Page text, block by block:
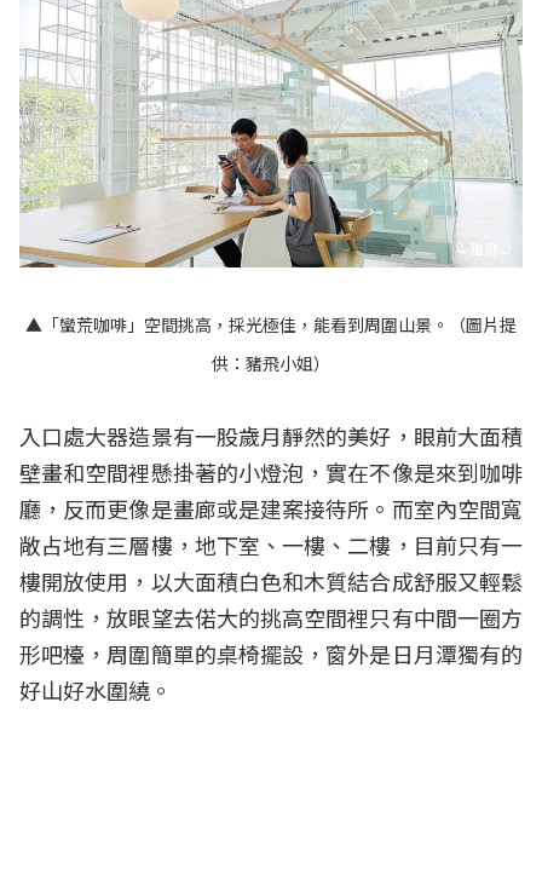
▲「蠻荒咖啡」空間挑高，採光極佳，能看到周圍山景。（圖片提
供：豬飛小姐）
入口處大器造景有一股歲月靜然的美好，眼前大面積
壁畫和空間裡懸掛著的小燈泡，實在不像是來到咖啡
廳，反而更像是畫廊或是建案接待所。而室內空間寬
敞占地有三層樓，地下室、一樓、二樓，目前只有一
樓開放使用，以大面積白色和木質結合成舒服又輕鬆
的調性，放眼望去偌大的挑高空間裡只有中間一圈方
形吧檯，周圍簡單的桌椅擺設，窗外是日月潭獨有的
好山好水圍繞。